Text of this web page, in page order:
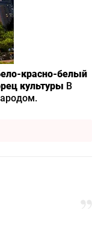
красно-белый
культуры В